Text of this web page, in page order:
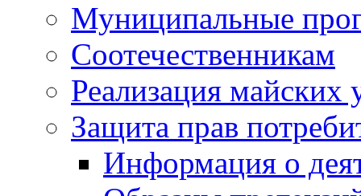
Муниципальные
Соотечественникам
Реализация майских
Защита прав
Информация о